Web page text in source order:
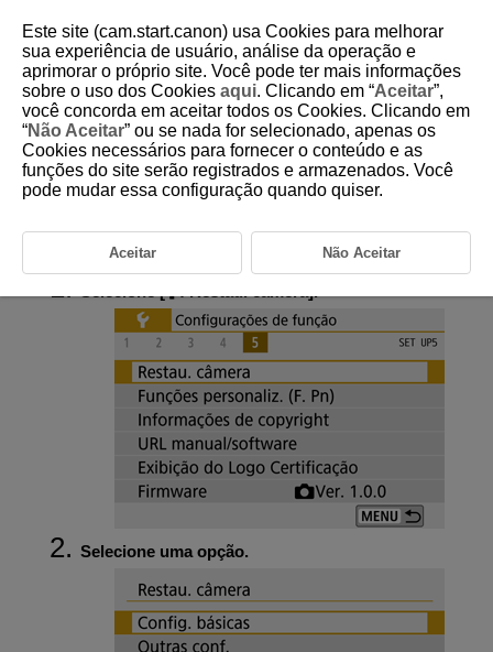
D101-188
Reposição das Definições da
Câmara
menus da câmara.
Selecione uma opção.
Este site (cam.start.canon) usa Cookies para melhorar
sua experiência de usuário, análise da operação e
aprimorar o próprio site. Você pode ter mais informações
sobre o uso dos Cookies aqui. Clicando em “Aceitar”,
você concorda em aceitar todos os Cookies. Clicando em
“Não Aceitar” ou se nada for selecionado, apenas os
Cookies necessários para fornecer o conteúdo e as
funções do site serão registrados e armazenados. Você
pode mudar essa configuração quando quiser.
Aceitar Não Aceitar